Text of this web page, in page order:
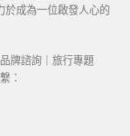
於成為一位啟發人心的
牌諮詢｜旅行專題
：